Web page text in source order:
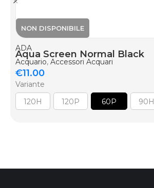
ADA
Aqua Screen Normal Black
Acquario, Accessori Acquari
€11.00
Variante
120H
120P 60P 90H